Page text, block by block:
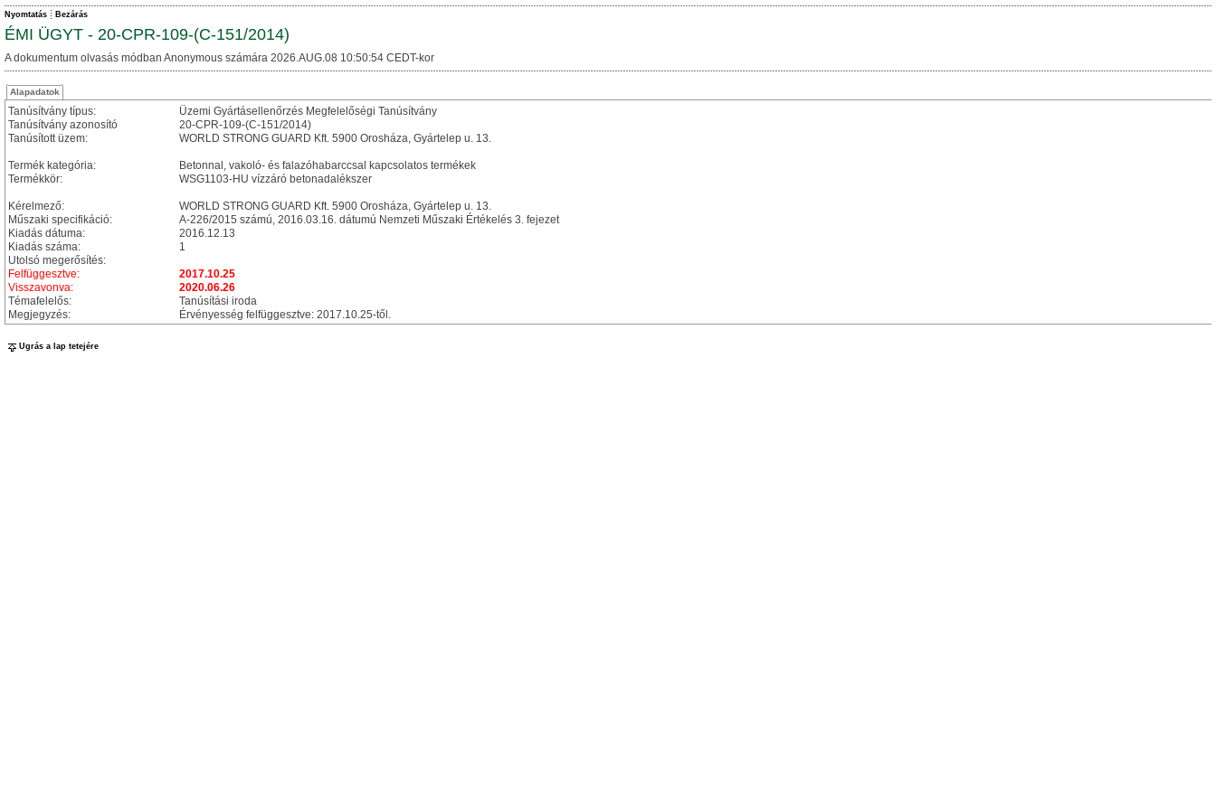
Nyomtatás Bezárás
ÉMI ÜGYT - 20-CPR-109-(C-151/2014)
A dokumentum olvasás módban Anonymous számára 2026.AUG.08 10:50:54 CEDT-kor
Alapadatok
Tanúsítvány típus:
Üzemi Gyártásellenőrzés Megfelelőségi Tanúsítvány
Tanúsítvány azonosító
20-CPR-109-(C-151/2014)
Tanúsított üzem:
WORLD STRONG GUARD Kft. 5900 Orosháza, Gyártelep u. 13.
Termék kategória:
Betonnal, vakoló- és falazóhabarccsal kapcsolatos termékek
Termékkör:
WSG1103-HU vízzáró betonadalékszer
Kérelmező:
WORLD STRONG GUARD Kft. 5900 Orosháza, Gyártelep u. 13.
Műszaki specifikáció:
A-226/2015 számú, 2016.03.16. dátumú Nemzeti Műszaki Értékelés 3. fejezet
Kiadás dátuma:
2016.12.13
Kiadás száma:
1
Utolsó megerősítés:
Felfüggesztve:
2017.10.25
Visszavonva:
2020.06.26
Témafelelős:
Tanúsítási iroda
Megjegyzés:
Érvényesség felfüggesztve: 2017.10.25-től.
Ugrás a lap tetejére